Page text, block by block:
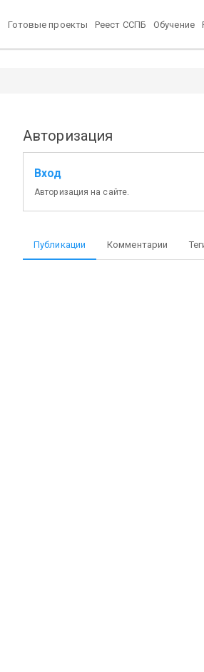
Готовые проекты Реест ССПБ Обучение
Авторизация
Вход
Авторизация на сайте.
Публикации Комментарии